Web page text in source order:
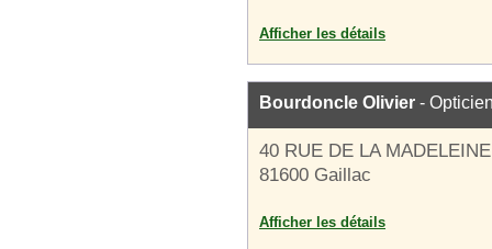
Afficher les détails
Bourdoncle Olivier -
40 RUE DE LA MADELEINE
81600 Gaillac
Afficher les détails